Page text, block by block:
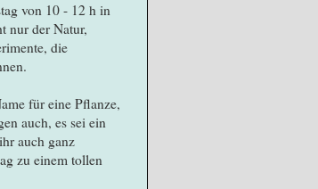
von 10 - 12 h in
nur der Natur,
die
für eine Pflanze,
auch, es sei ein
auch ganz
zu einem tollen